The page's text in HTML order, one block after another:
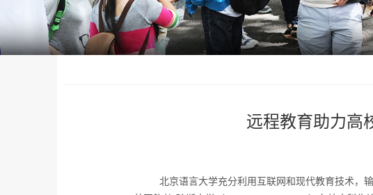
远程教育助力高
北京语言大学充分利用互联网和现代教育技术，